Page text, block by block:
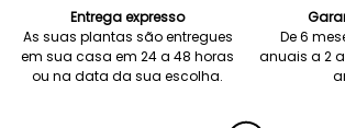
Entrega expresso
As suas plantas são entregues
em sua casa em 24 a 48 horas
ou na data da sua escolha.
De 6
anuais a 2